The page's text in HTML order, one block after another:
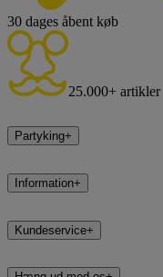
30 dages åbent køb
25.000+ artikler
Partyking+
Information+
Kundeservice+